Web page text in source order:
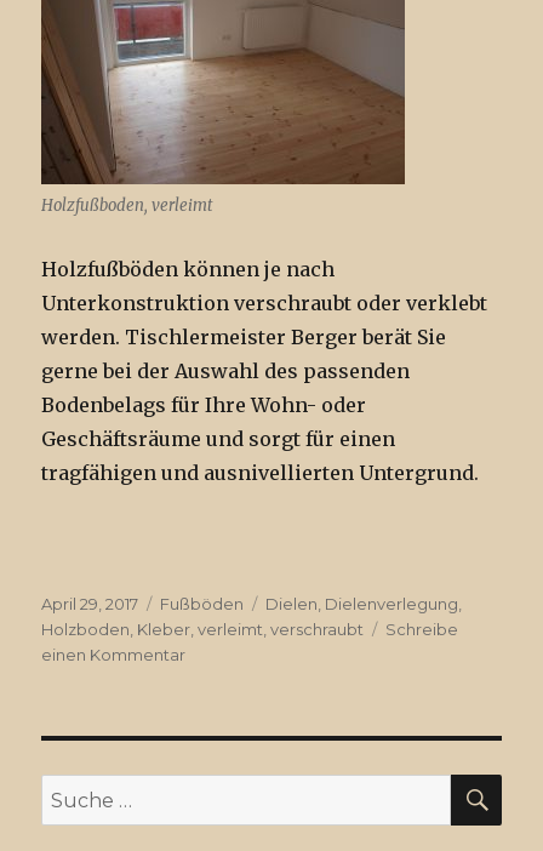
Holzfußboden, verleimt
Holzfußböden können je nach
Unterkonstruktion verschraubt oder verklebt
werden. Tischlermeister Berger berät Sie
gerne bei der Auswahl des passenden
Bodenbelags für Ihre Wohn- oder
Geschäftsräume und sorgt für einen
tragfähigen und ausnivellierten Untergrund.
Veröffentlicht
am
April 29, 2017 Kategorien
Fußböden Tags
Dielen, Dielenverlegung,
Holzboden, Kleber,verleimt,verschraubt
Schreibe
einen Kommentar
Suche
nach: